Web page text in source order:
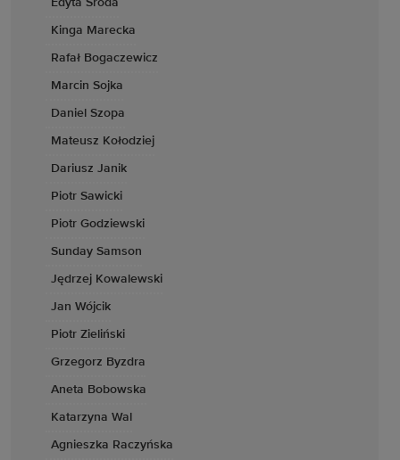
Edyta Środa
Kinga Marecka
Rafał Bogaczewicz
Marcin Sojka
Daniel Szopa
Mateusz Kołodziej
Dariusz Janik
Piotr Sawicki
Piotr Godziewski
Sunday Samson
Jędrzej Kowalewski
Jan Wójcik
Piotr Zieliński
Grzegorz Byzdra
Aneta Bobowska
Katarzyna Wal
Agnieszka Raczyńska